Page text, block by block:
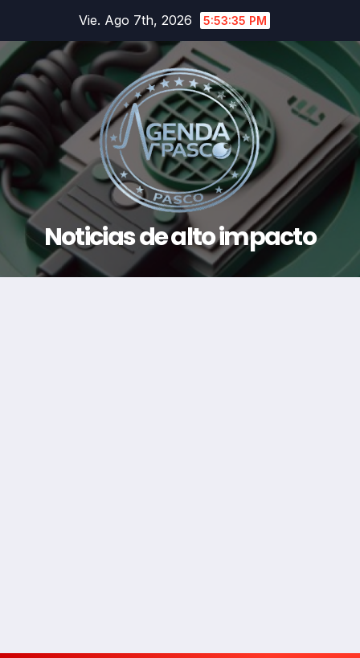
contenido
Vie. Ago 7th, 2026 5:53:35 PM
Noticias de alto impacto